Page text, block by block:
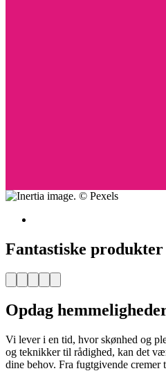
Fantastiske
Facebook
Pinterest
Twitter
PrintEmail
Opdag
Vi lever i en tid, hvor skønhed og
og teknikker til rådighed, kan det
dine behov. Fra fugtgivende cremer